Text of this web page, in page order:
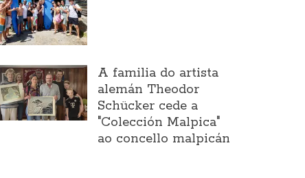
A familia do artista
alemán Theodor
Schücker cede a
"Colección Malpica"
ao concello malpicán